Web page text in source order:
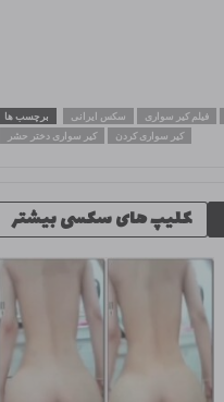
برچسب ها سکس ایرانی فیلم کیر سواری
کیر سواری دختر حشر
کیر سواری کردن
کلیپ های سکسی بیشتر